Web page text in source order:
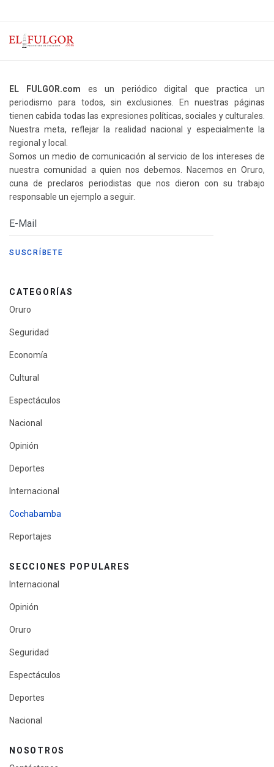
EL FULGOR.com es un periódico digital que practica un
periodismo para todos, sin exclusiones. En nuestras páginas
tienen cabida todas las expresiones políticas, sociales y culturales.
Nuestra meta, reflejar la realidad nacional y especialmente la
regional y local.
Somos un medio de comunicación al servicio de los intereses de
nuestra comunidad a quien nos debemos. Nacemos en Oruro,
cuna de preclaros periodistas que nos dieron con su trabajo
responsable un ejemplo a seguir.
CATEGORÍAS
Oruro
Seguridad
Economía
Cultural
Espectáculos
Nacional
Opinión
Deportes
Internacional
Cochabamba
Reportajes
SECCIONES POPULARES
Internacional
Opinión
Oruro
Seguridad
Espectáculos
Deportes
Nacional
NOSOTROS